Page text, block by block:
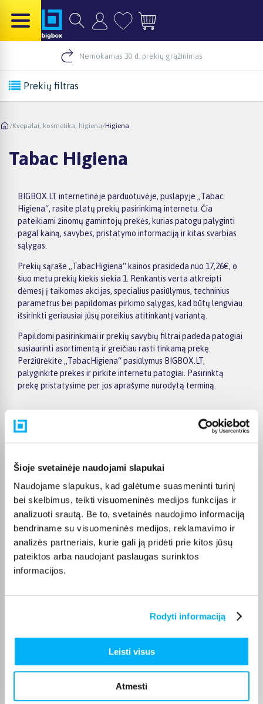
Šioje svetainėje naudojami slapukai
Naudojame slapukus, kad galėtume suasmeninti turinį
bei skelbimus, teikti visuomeninės medijos funkcijas ir
analizuoti srautą. Be to, svetainės naudojimo informaciją
bendriname su visuomeninės medijos, reklamavimo ir
analizės partneriais, kurie gali ją pridėti prie kitos jūsų
pateiktos arba naudojant paslaugas surinktos
informacijos.
Rodyti informaciją
Leisti visus
Atmesti
Nemokamas 30 d. prekių grąžinimas
Prekių filtras
/Kvepalai, kosmetika, higiena/Higiena
Tabac Higiena
BIGBOX.LT internetinėje parduotuvėje, puslapyje „Tabac
Higiena“, rasite platų prekių pasirinkimą internetu. Čia
pateikiami žinomų gamintojų prekės, kurias patogu palyginti
pagal kainą, savybes, pristatymo informaciją ir kitas svarbias
sąlygas.
Prekių sąraše „TabacHigiena“ kainos prasideda nuo 17,26€, o
šiuo metu prekių kiekis siekia 1. Renkantis verta atkreipti
dėmesį į taikomas akcijas, specialius pasiūlymus, techninius
parametrus bei papildomas pirkimo sąlygas, kad būtų lengviau
išsirinkti geriausiai jūsų poreikius atitinkantį variantą.
Papildomi pasirinkimai ir prekių savybių filtrai padeda patogiai
susiaurinti asortimentą ir greičiau rasti tinkamą prekę.
Peržiūrėkite „TabacHigiena“ pasiūlymus BIGBOX.LT,
palyginkite prekes ir pirkite internetu patogiai. Pasirinktą
prekę pristatysime per jos aprašyme nurodytą terminą.
Laima M.
Patvirtintas pirkėjas
👍
JOKŪBAS V.